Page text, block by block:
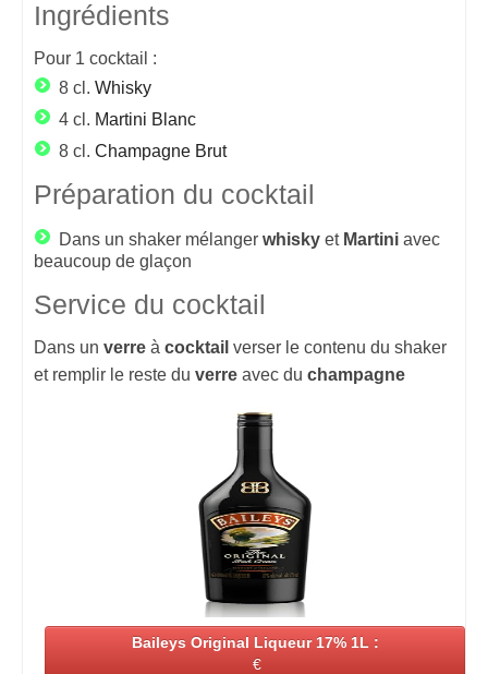
Ingrédients
Pour 1 cocktail :
8 cl. Whisky
4 cl. Martini Blanc
8 cl. Champagne Brut
Préparation du cocktail
Dans un shaker mélanger whisky et Martini avec
beaucoup de glaçon
Service du cocktail
Dans un verre à cocktail verser le contenu du shaker
et remplir le reste du verre avec du champagne
Baileys Original Liqueur 17% 1L :
€